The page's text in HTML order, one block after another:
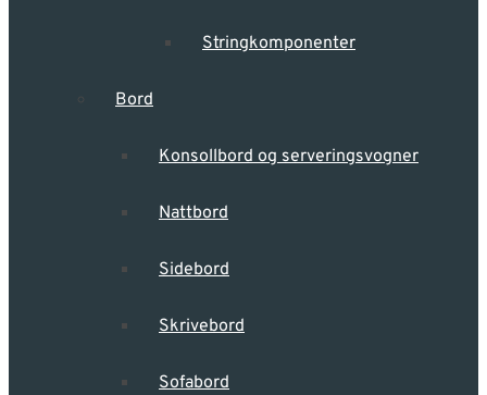
Stringkomponenter
Bord
Konsollbord og serveringsvogner
Nattbord
Sidebord
Skrivebord
Sofabord